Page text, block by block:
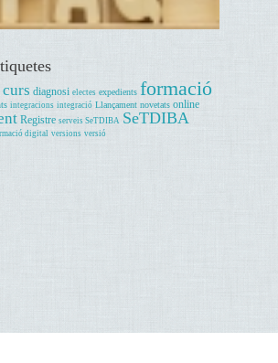
curs diagnosi electes expedients formació
integracions integració Llançament novetats online
Registre serveis SeTDIBA SeTDIBA
digital versions versió